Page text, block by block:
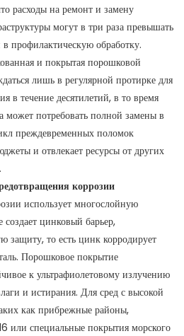
расходы на ремонт и замену
могут в три раза превышать
профилактическую обработку.
и покрытая порошковой
лишь в регулярной протирке для
в течение десятилетий, в то время
может потребовать полной замены в
преждевременных поломок
и отвлекает ресурсы от других
коррозии
использует многослойную
создает цинковый барьер,
защиту, то есть цинк корродирует
Порошковое покрытие
к ультрафиолетовому излучению
и истирания. Для сред с высокой
как прибрежные районы,
или специальные покрытия морского